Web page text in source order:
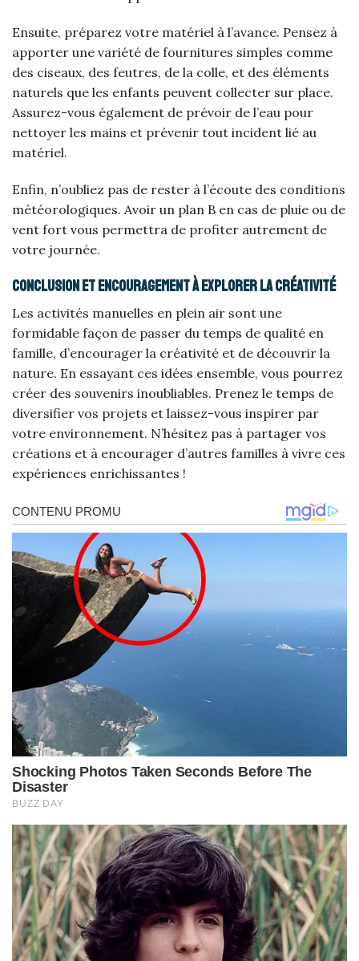
Ensuite, préparez votre matériel à l’avance. Pensez à
apporter une variété de fournitures simples comme
des ciseaux, des feutres, de la colle, et des éléments
naturels que les enfants peuvent collecter sur place.
Assurez-vous également de prévoir de l’eau pour
nettoyer les mains et prévenir tout incident lié au
matériel.
Enfin, n’oubliez pas de rester à l’écoute des conditions
météorologiques. Avoir un plan B en cas de pluie ou de
vent fort vous permettra de profiter autrement de
votre journée.
Conclusion et encouragement à explorer la créativité
Les activités manuelles en plein air sont une
formidable façon de passer du temps de qualité en
famille, d’encourager la créativité et de découvrir la
nature. En essayant ces idées ensemble, vous pourrez
créer des souvenirs inoubliables. Prenez le temps de
diversifier vos projets et laissez-vous inspirer par
votre environnement. N’hésitez pas à partager vos
créations et à encourager d’autres familles à vivre ces
expériences enrichissantes !